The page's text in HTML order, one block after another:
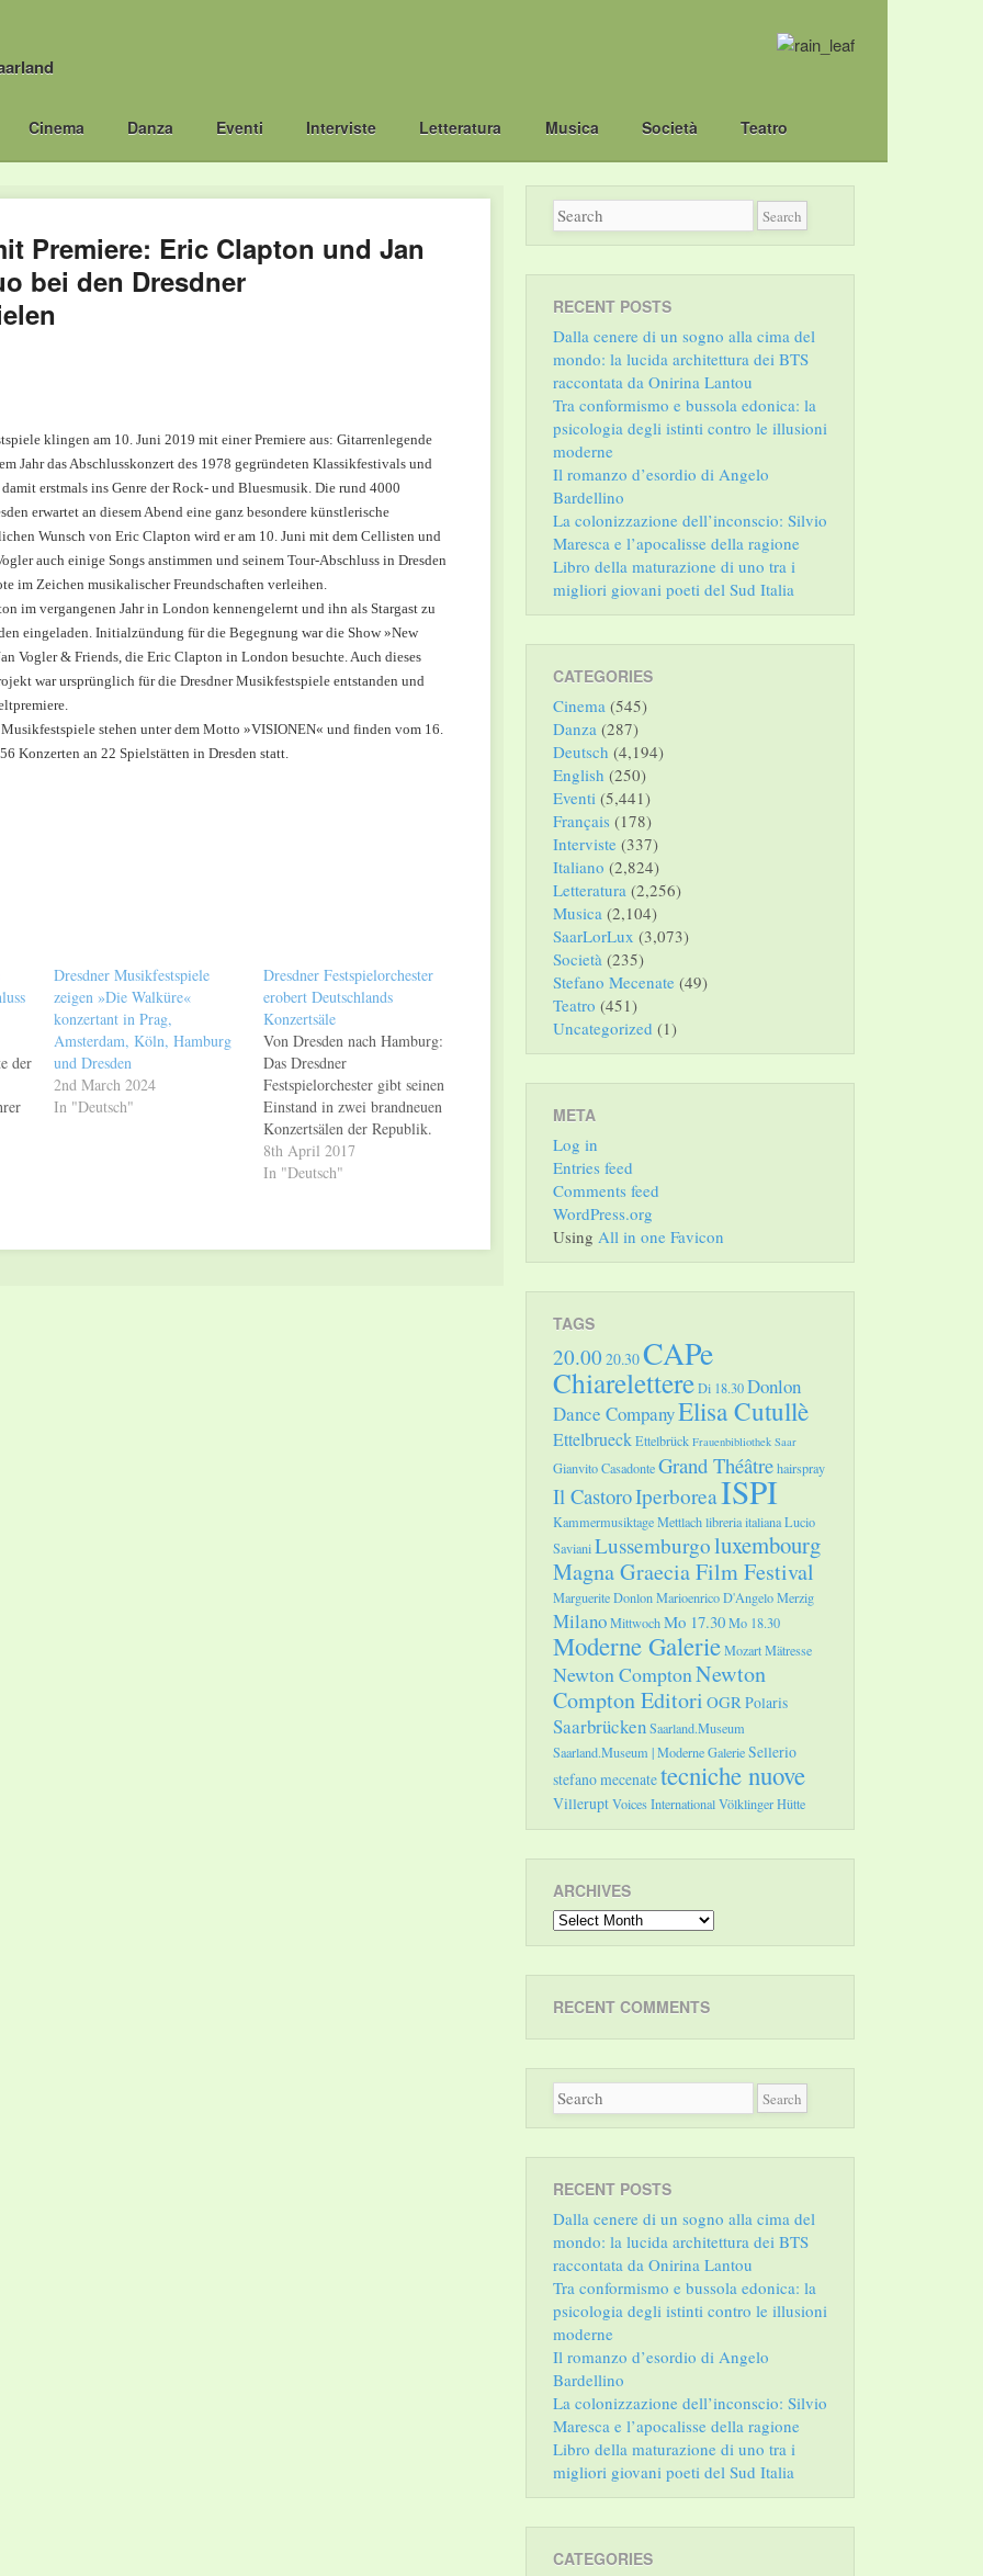
Cinema Danza Eventi Interviste Letteratura Musica Società Teatro
Premiere: Eric Clapton und Jan
bei den Dresdner
klingen am 10. Juni 2019 mit einer Premiere aus: Gitarrenlegende
Jahr das Abschlusskonzert des 1978 gegründeten Klassikfestivals und
erstmals ins Genre der Rock- und Bluesmusik. Die rund 4000
erwartet an diesem Abend eine ganz besondere künstlerische
Wunsch von Eric Clapton wird er am 10. Juni mit dem Cellisten und
auch einige Songs anstimmen und seinem Tour-Abschluss in Dresden
im Zeichen musikalischer Freundschaften verleihen.
im vergangenen Jahr in London kennengelernt und ihn als Stargast zu
eingeladen. Initialzündung für die Begegnung war die Show »New
Vogler & Friends, die Eric Clapton in London besuchte. Auch dieses
war ursprünglich für die Dresdner Musikfestspiele entstanden und
stehen unter dem Motto »VISIONEN« und finden vom 16.
Konzerten an 22 Spielstätten in Dresden statt.
der
Dresdner Musikfestspiele
zeigen »Die Walküre«
konzertant in Prag,
Amsterdam, Köln, Hamburg
und Dresden
2nd March 2024
In "Deutsch"
Dresdner Festspielorchester
erobert Deutschlands
Konzertsäle
Von Dresden nach Hamburg:
Das Dresdner
Festspielorchester gibt seinen
Einstand in zwei brandneuen
Konzertsälen der Republik.
Der Klangkörper der
Dresdner Musikfestspiele
8th April 2017
In "Deutsch"
RECENT POSTS
Dalla cenere di un sogno alla cima del
mondo: la lucida architettura dei BTS
raccontata da Onirina Lantou
Tra conformismo e bussola edonica: la
psicologia degli istinti contro le illusioni
moderne
Il romanzo d’esordio di Angelo
Bardellino
La colonizzazione dell’inconscio: Silvio
Maresca e l’apocalisse della ragione
Libro della maturazione di uno tra i
migliori giovani poeti del Sud Italia
CATEGORIES
Cinema (545)
Danza (287)
Deutsch (4,194)
English (250)
Eventi (5,441)
Français (178)
Interviste (337)
Italiano (2,824)
Letteratura (2,256)
Musica (2,104)
SaarLorLux (3,073)
Società (235)
Stefano Mecenate (49)
Teatro (451)
Uncategorized (1)
META
Log in
Entries feed
Comments feed
WordPress.org
Using All in one Favicon
TAGS
20.00 20.30CAPe
ChiarelettereDi 18.30Donlon
Dance CompanyElisa Cutullè
EttelbrueckEttelbrück Frauenbibliothek Saar
Gianvito CasadonteGrand Théâtrehairspray
Il CastoroIperboreaISPI
Kammermusiktage Mettlachlibreria italianaLucio
SavianiLussemburgoluxembourg
Magna Graecia Film Festival
Marguerite DonlonMarioenrico D'AngeloMerzig
MilanoMittwochMo 17.30Mo 18.30
Moderne GalerieMozartMätresse
Newton ComptonNewton
Compton Editori OGRPolaris
SaarbrückenSaarland.Museum
Saarland.Museum | Moderne GalerieSellerio
stefano mecenatetecniche nuove
VilleruptVoices InternationalVölklinger Hütte
ARCHIVES
Archives
RECENT COMMENTS
RECENT POSTS
Dalla cenere di un sogno alla cima del
mondo: la lucida architettura dei BTS
raccontata da Onirina Lantou
Tra conformismo e bussola edonica: la
psicologia degli istinti contro le illusioni
moderne
Il romanzo d’esordio di Angelo
Bardellino
La colonizzazione dell’inconscio: Silvio
Maresca e l’apocalisse della ragione
Libro della maturazione di uno tra i
migliori giovani poeti del Sud Italia
CATEGORIES